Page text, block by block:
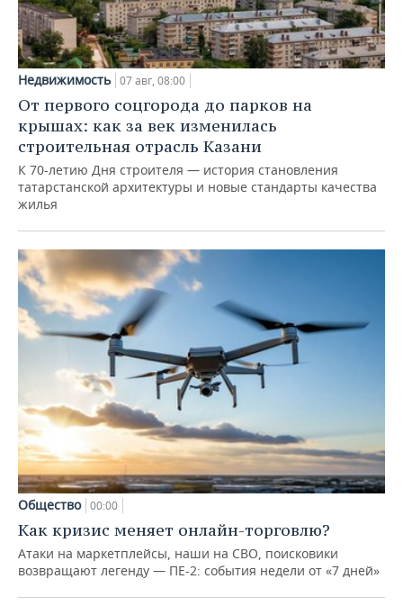
Недвижимость 07 авг, 08:00
От первого соцгорода до парков на
крышах: как за век изменилась
строительная отрасль Казани
К 70-летию Дня строителя — история становления
татарстанской архитектуры и новые стандарты качества
жилья
Общество 00:00
Как кризис меняет онлайн-торговлю?
Атаки на маркетплейсы, наши на СВО, поисковики
возвращают легенду — ПЕ-2: события недели от «7 дней»